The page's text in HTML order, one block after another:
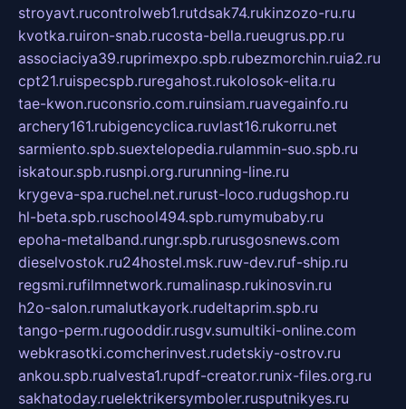
stroyavt.rucontrolweb1.rutdsak74.rukinzozo-ru.ru
kvotka.ruiron-snab.rucosta-bella.rueugrus.pp.ru
associaciya39.ruprimexpo.spb.rubezmorchin.ruia2.ru
cpt21.ruispecspb.ruregahost.rukolosok-elita.ru
tae-kwon.ruconsrio.com.ruinsiam.ruavegainfo.ru
archery161.rubigencyclica.ruvlast16.rukorru.net
sarmiento.spb.suextelopedia.rulammin-suo.spb.ru
iskatour.spb.rusnpi.org.rurunning-line.ru
krygeva-spa.ruchel.net.rurust-loco.rudugshop.ru
hl-beta.spb.ruschool494.spb.rumymubaby.ru
epoha-metalband.rungr.spb.rurusgosnews.com
dieselvostok.ru24hostel.msk.ruw-dev.ruf-ship.ru
regsmi.rufilmnetwork.rumalinasp.rukinosvin.ru
h2o-salon.rumalutkayork.rudeltaprim.spb.ru
tango-perm.rugooddir.rusgv.sumultiki-online.com
webkrasotki.comcherinvest.rudetskiy-ostrov.ru
ankou.spb.rualvesta1.rupdf-creator.runix-files.org.ru
sakhatoday.ruelektrikersymboler.rusputnikyes.ru